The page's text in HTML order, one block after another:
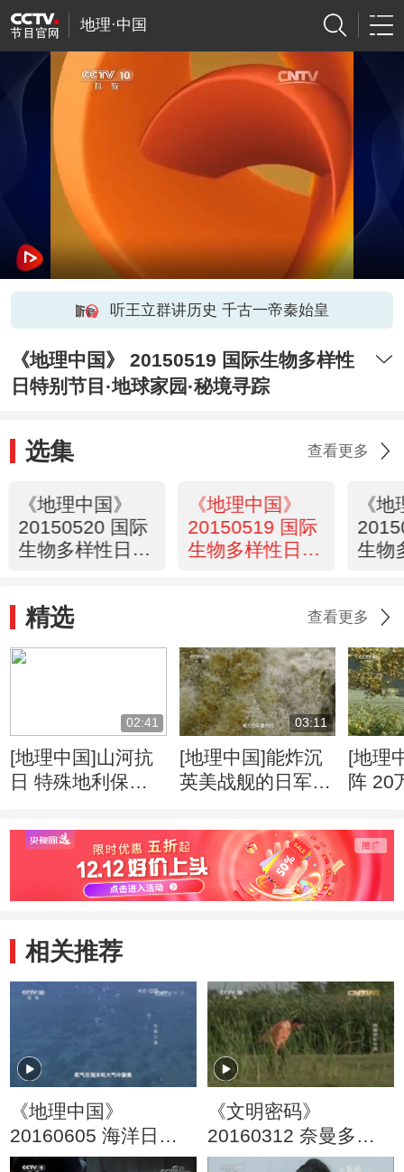
地理·中国
听王立群讲历史 千古一帝秦始皇
《地理中国》 20150519 国际生物多样性
日特别节目·地球家园·秘境寻踪
选集 查看更多
《地理中国》
20150520 国际
生物多样性日特
《地理中国》
20150519 国际
生物多样性日特
《
生物
精选 查看更多
02:41
[地理中国]山河抗
日 特殊地利保护
03:11
[地理中国]能炸沉
英美战舰的日军为
[地理
阵 20
相关推荐
《地理中国》
20160605 海洋日特
别节目·生命之源
《文明密码》
20160312 奈曼多彩
生活